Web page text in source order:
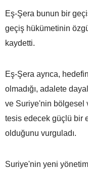
Eş-Şera bunun bir
geçiş hükümetinin
kaydetti.
Eş-Şera ayrıca,
olmadığı, adalete
ve Suriye'nin bölgesel
tesis edecek güçlü bir
olduğunu vurguladı.
Suriye'nin yeni